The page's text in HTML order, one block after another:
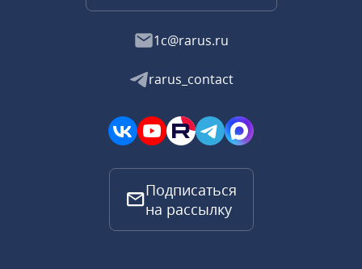
1c@rarus.ru
rarus_contact
Подписаться
на рассылку